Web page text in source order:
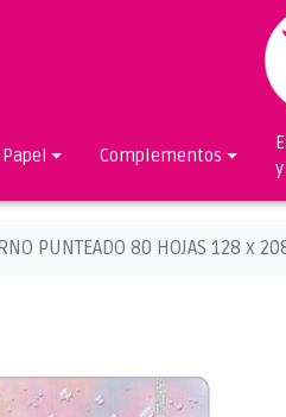
Papel Complementos
PUNTEADO 80 HOJAS 128 x